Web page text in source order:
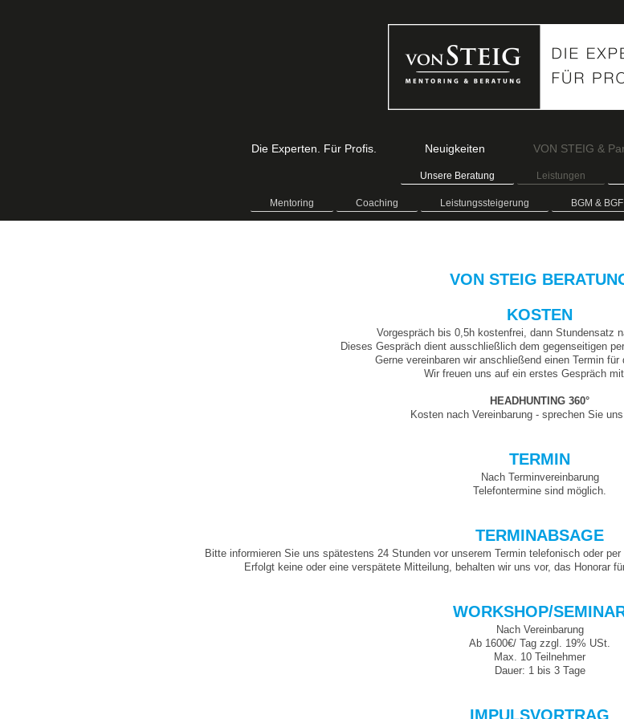
Die Experten. Für Profis. Neuigkeiten VON STEIG &
Unsere Beratung Leistungen
Mentoring Coaching Leistungssteigerung BGM & BGF
VON STEIG
KOSTEN
Vorgespräch bis 0,5h kostenfrei, dann Stundensatz
Dieses Gespräch dient ausschließlich dem gegenseitigen
Gerne vereinbaren wir anschließend einen Termin
Wir freuen uns auf ein erstes Gespräch
HEADHUNTING 360°
Kosten nach Vereinbarung - sprechen Sie
TERMIN
Nach Terminvereinbarung
Telefontermine sind möglich.
TERMINABSAGE
Bitte informieren Sie uns spätestens 24 Stunden vor unserem Termin telefonisch oder
Erfolgt keine oder eine verspätete Mitteilung, behalten wir uns vor, das Honorar
WORKSHOP/
Nach Vereinbarung
Ab 1600€/ Tag zzgl. 19% USt.
Max. 10 Teilnehmer
Dauer: 1 bis 3 Tage
IMPULSVORTRAG